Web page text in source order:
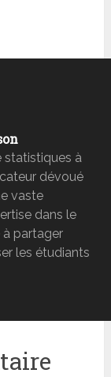
statistiques à
dévoué
vaste
dans le
à partager
les étudiants